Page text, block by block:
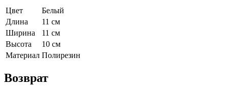
Цвет
Белый
Длина
11 см
Ширина
11 см
Высота
10 см
Материал Полирезин
Возврат